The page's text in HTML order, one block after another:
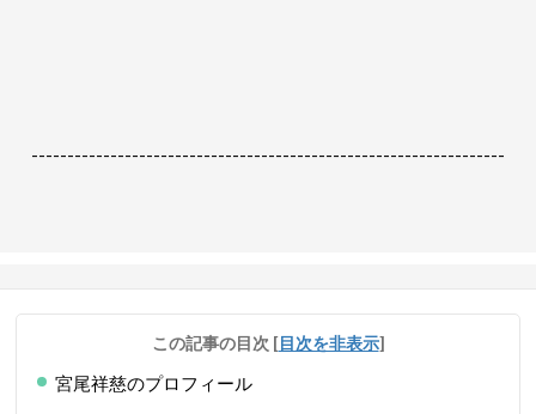
------------------------------------------------------------------
この記事の目次 [目次を非表示]
宮尾祥慈のプロフィール